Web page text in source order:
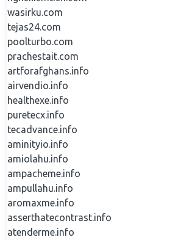
wasirku.com
tejas24.com
poolturbo.com
prachestait.com
artforafghans.info
airvendio.info
healthexe.info
puretecx.info
tecadvance.info
aminityio.info
amiolahu.info
ampacheme.info
ampullahu.info
aromaxme.info
asserthatecontrast.info
atenderme.info